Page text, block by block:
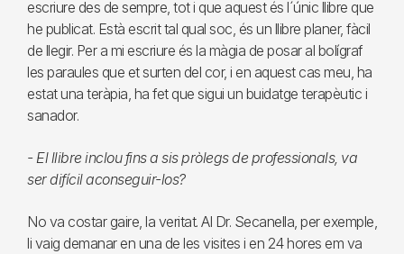
escriure des de sempre, tot i que aquest és l´únic llibre que
he publicat. Està escrit tal qual soc, és un llibre planer, fàcil
de llegir. Per a mi escriure és la màgia de posar al bolígraf
les paraules que et surten del cor, i en aquest cas meu, ha
estat una teràpia, ha fet que sigui un buidatge terapèutic i
sanador.
- El llibre inclou fins a sis pròlegs de professionals, va
ser difícil aconseguir-los?
No va costar gaire, la veritat. Al Dr. Secanella, per exemple,
li vaig demanar en una de les visites i en 24 hores em va